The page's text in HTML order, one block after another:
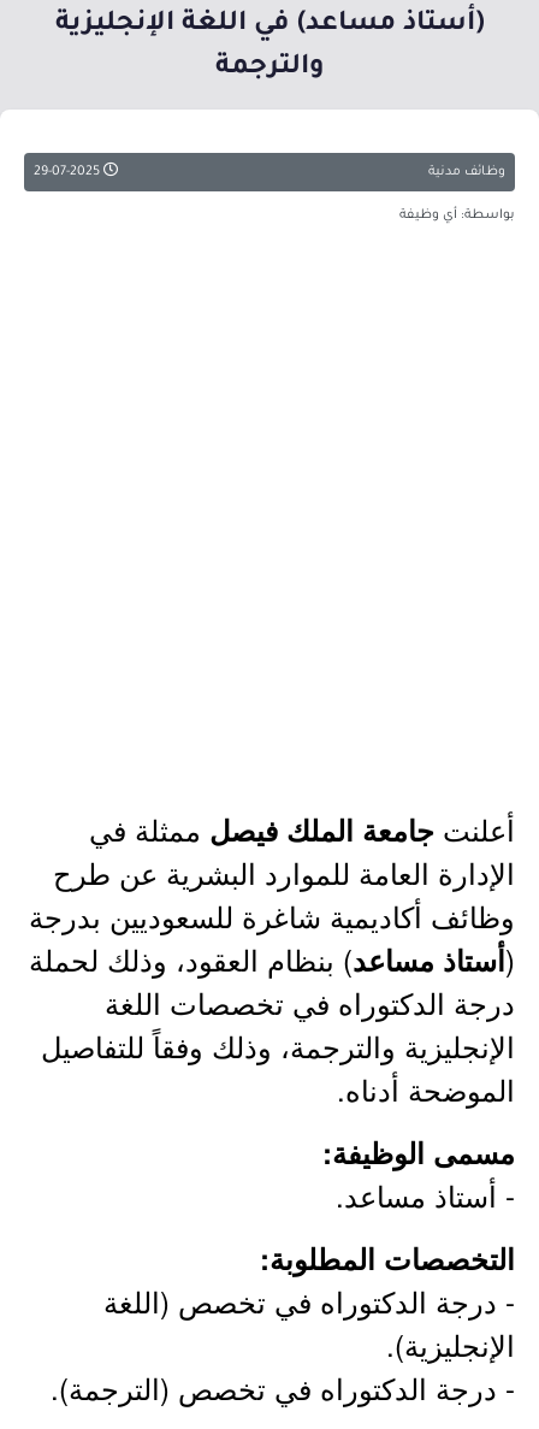
(أستاذ مساعد) في اللغة الإنجليزية
والترجمة
وظائف مدنية
بواسطة: أي وظيفة
أعلنت جامعة الملك فيصل ممثلة في
الإدارة العامة للموارد البشرية عن طرح
وظائف أكاديمية شاغرة للسعوديين بدرجة
(أستاذ مساعد) بنظام العقود، وذلك لحملة
درجة الدكتوراه في تخصصات اللغة
الإنجليزية والترجمة، وذلك وفقاً للتفاصيل
الموضحة أدناه.
مسمى الوظيفة:
- أستاذ مساعد.
التخصصات المطلوبة:
- درجة الدكتوراه في تخصص (اللغة
الإنجليزية).
- درجة الدكتوراه في تخصص (الترجمة).